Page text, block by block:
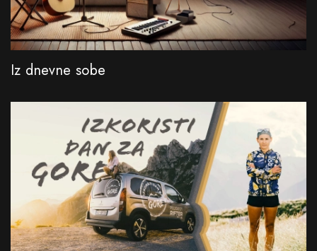
Iz dnevne sobe